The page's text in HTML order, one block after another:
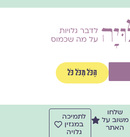
הַכֹּל מִכֹּל כֹּל
שלחו
משוב על
האתר
לתמיכה
במגזין
גלויה